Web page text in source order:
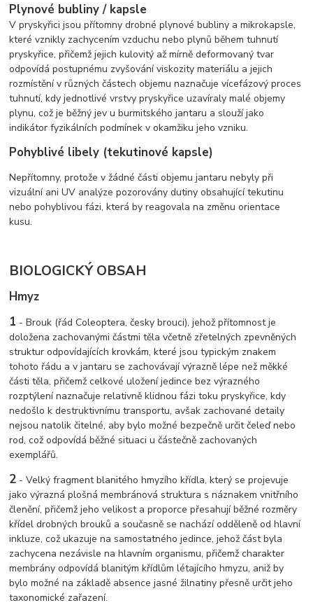
Plynové bubliny / kapsle
V pryskyřici jsou přítomny drobné plynové bubliny a mikrokapsle,
které vznikly zachycením vzduchu nebo plynů během tuhnutí
pryskyřice, přičemž jejich kulovitý až mírně deformovaný tvar
odpovídá postupnému zvyšování viskozity materiálu a jejich
rozmístění v různých částech objemu naznačuje vícefázový proces
tuhnutí, kdy jednotlivé vrstvy pryskyřice uzavíraly malé objemy
plynu, což je běžný jev u burmitského jantaru a slouží jako
indikátor fyzikálních podmínek v okamžiku jeho vzniku.
Pohyblivé libely (tekutinové kapsle)
Nepřítomny, protože v žádné části objemu jantaru nebyly při
vizuální ani UV analýze pozorovány dutiny obsahující tekutinu
nebo pohyblivou fázi, která by reagovala na změnu orientace
kusu.
BIOLOGICKÝ OBSAH
Hmyz
1 -Brouk (řád Coleoptera, česky brouci), jehož přítomnost je
doložena zachovanými částmi těla včetně zřetelných zpevněných
struktur odpovídajících krovkám, které jsou typickým znakem
tohoto řádu a v jantaru se zachovávají výrazně lépe než měkké
části těla, přičemž celkové uložení jedince bez výrazného
rozptýlení naznačuje relativně klidnou fázi toku pryskyřice, kdy
nedošlo k destruktivnímu transportu, avšak zachované detaily
nejsou natolik čitelné, aby bylo možné bezpečně určit čeleď nebo
rod, což odpovídá běžné situaci u částečně zachovaných
exemplářů.
2 -Velký fragment blanitého hmyzího křídla, který se projevuje
jako výrazná plošná membránová struktura s náznakem vnitřního
členění, přičemž jeho velikost a proporce přesahují běžné rozměry
křídel drobných brouků a současně se nachází odděleně od hlavní
inkluze, což ukazuje na samostatného jedince, jehož část byla
zachycena nezávisle na hlavním organismu, přičemž charakter
membrány odpovídá blanitým křídlům létajícího hmyzu, aniž by
bylo možné na základě absence jasné žilnatiny přesně určit jeho
taxonomické zařazení.